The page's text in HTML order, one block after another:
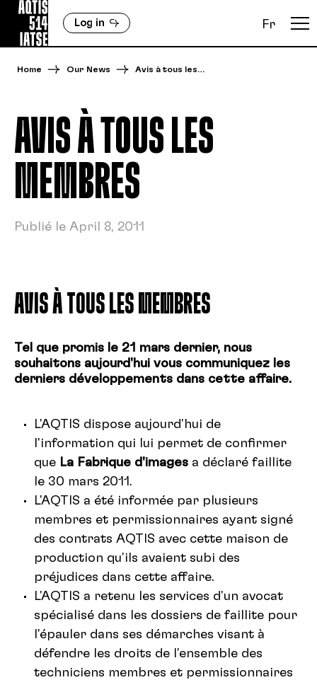
Log in Fr
Home Our News Avis à tous les…
AVIS À TOUS LES
MEMBRES
Publié le April 8, 2011
AVIS À TOUS LES MEMBRES
Tel que promis le 21 mars dernier, nous
souhaitons aujourd'hui vous communiquez les
derniers développements dans cette affaire.
L'AQTIS dispose aujourd'hui de
l'information qui lui permet de confirmer
que La Fabrique d'images a déclaré faillite
le 30 mars 2011.
L'AQTIS a été informée par plusieurs
membres et permissionnaires ayant signé
des contrats AQTIS avec cette maison de
production qu'ils avaient subi des
préjudices dans cette affaire.
L'AQTIS a retenu les services d'un avocat
spécialisé dans les dossiers de faillite pour
l'épauler dans ses démarches visant à
défendre les droits de l'ensemble des
techniciens membres et permissionnaires